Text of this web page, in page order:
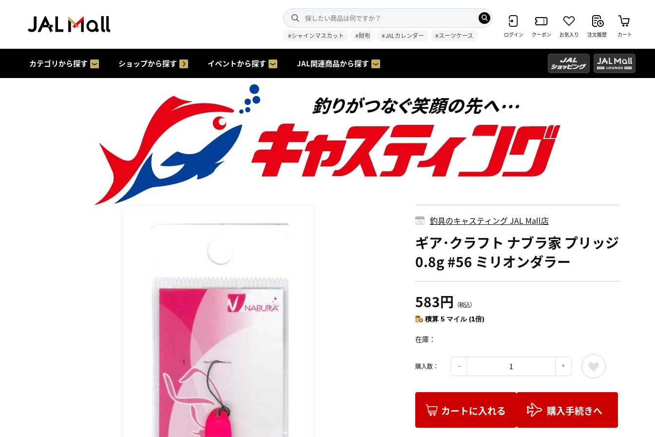
#シャインマスカット #財布 #JALカレンダー #スーツケース ログイン クーポン お気入り 注文履歴 カート
カテゴリから探す ショップから探す イベントから探す JAL関連商品から探す
釣具のキャスティング JAL Mall店
ギア･クラフト ナブラ家 プリッジ
0.8g #56 ミリオンダラー
583円 （税込）
積算 5 マイル (1倍)
在庫
購入数：
カートに入れる 購入手続きへ